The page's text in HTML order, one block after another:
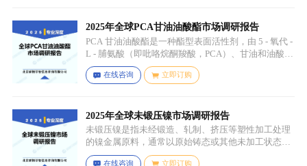
2025年全球PCA甘油油酸酯市场调研报告
PCA 甘油油酸酯是一种酯型表面活性剂，由 5 - 氧代 -
L - 脯氨酸（即吡咯烷酮羧酸，PCA）、甘油和油酸通
过化学反应生成，化学名称为 5 - 氧代 - L - 脯氨酸 2 -
羟基 - 3-(油酰氧基) 丙酯，分子式为 C26H45NO6，分
先进行皂化反应得到脂肪酸盐，再经过酸化、酯化等
一系列反应，将甘油与油酸结合，并引入 PCA 基团，
从而得到 PCA 甘油油酸酯。
在线咨询 立即订购
2025年全球未锻压镍市场调研报告
未锻压镍是指未经锻造、轧制、挤压等塑性加工处理
的镍金属原料，通常以原始铸态或其他未加工状态存
在，一般为块状、锭状、粒状或其他铸造成型的原始
在线咨询 立即订购